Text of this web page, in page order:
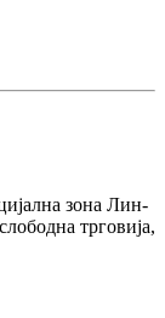
зона Лин-
трговија,